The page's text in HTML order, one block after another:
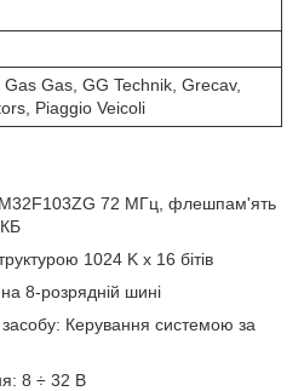
Gas, GG Technik, Grecav,
Piaggio Veicoli
72 МГц, флешпам'ять
1024 K x 16 бітів
8-розрядній шині
Керування системою за
8 ÷ 32 В